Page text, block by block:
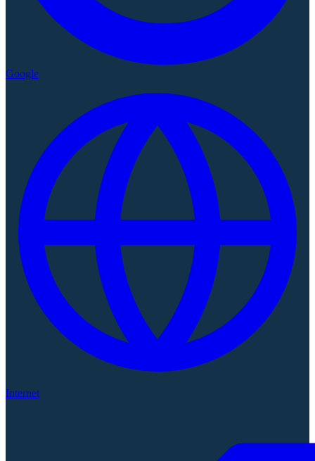
Google
Internet